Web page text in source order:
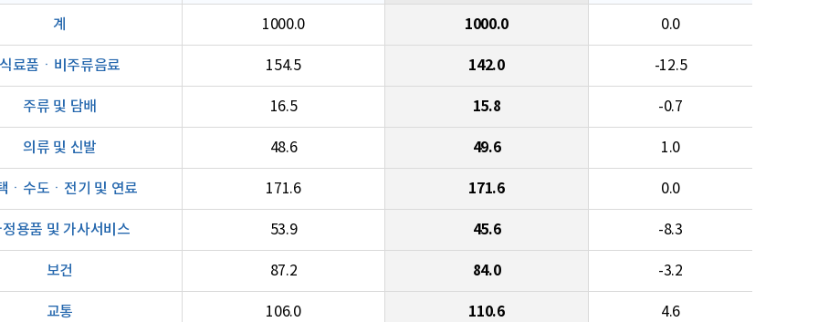
계 1000.0 1000.0 0.0
료품ㆍ비주류음료 154.5 142.0 -12.5
주류 및 담배 16.5 15.8 -0.7
의류 및 신발 48.6 49.6 1.0
ㆍ수도ㆍ전기 및 연료 171.6 171.6 0.0
용품 및 가사서비스 53.9 45.6 -8.3
보건 87.2 84.0 -3.2
교통 106.0 110.6 4.6